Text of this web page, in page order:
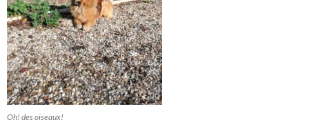
Oh! des oiseaux!